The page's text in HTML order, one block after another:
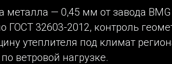
— 0,45 мм от завода BMG
ГОСТ 32603-2012, контроль
утеплителя под климат
ветровой нагрузке.